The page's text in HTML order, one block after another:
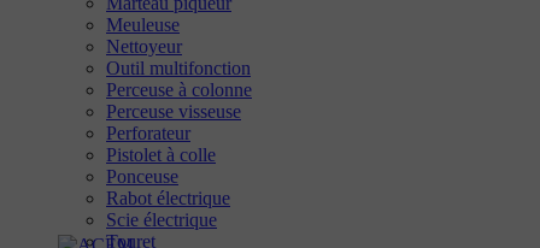
Meuleuse
Nettoyeur
Outil multifonction
Perceuse à colonne
Perceuse visseuse
Perforateur
Pistolet à colle
Ponceuse
Rabot électrique
Scie électrique
Touret